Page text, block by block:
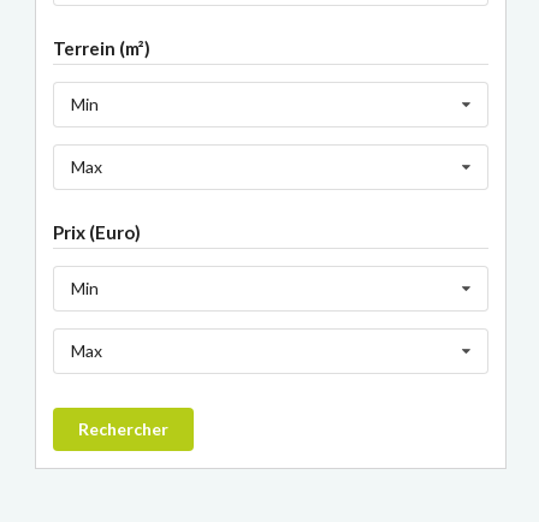
Terrein (m²)
Min
Max
Prix (Euro)
Min
Max
Rechercher